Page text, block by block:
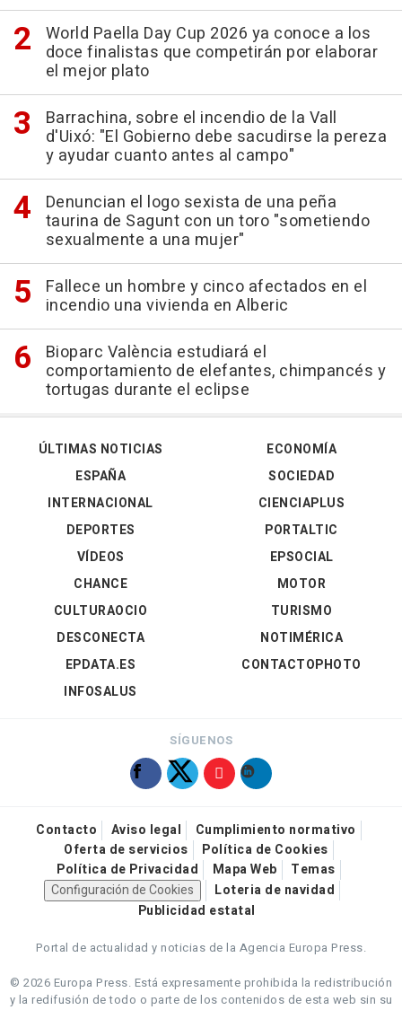
World Paella Day Cup 2026 ya conoce a los
doce finalistas que competirán por elaborar
el mejor plato
Barrachina, sobre el incendio de la Vall
d'Uixó: "El Gobierno debe sacudirse la pereza
y ayudar cuanto antes al campo"
Denuncian el logo sexista de una peña
taurina de Sagunt con un toro "sometiendo
sexualmente a una mujer"
Fallece un hombre y cinco afectados en el
incendio una vivienda en Alberic
Bioparc València estudiará el
comportamiento de elefantes, chimpancés y
tortugas durante el eclipse
ÚLTIMAS NOTICIAS
ESPAÑA
INTERNACIONAL
DEPORTES
VÍDEOS
ECONOMÍA
SOCIEDAD
CIENCIAPLUS
PORTALTIC
EPSOCIAL
CHANCE
CULTURAOCIO
DESCONECTA
EPDATA.ES
INFOSALUS
MOTOR
TURISMO
NOTIMÉRICA
CONTACTOPHOTO
SÍGUENOS
Contacto Aviso legal
Cumplimiento normativo
Oferta de servicios
Política de Cookies
Política de Privacidad
Mapa Web
Temas
Configuración de Cookies
Loteria de navidad
Publicidad estatal
Portal de actualidad y noticias de la Agencia Europa Press.
© 2026 Europa Press. Está expresamente prohibida la redistribución
y la redifusión de todo o parte de los contenidos de esta web sin su